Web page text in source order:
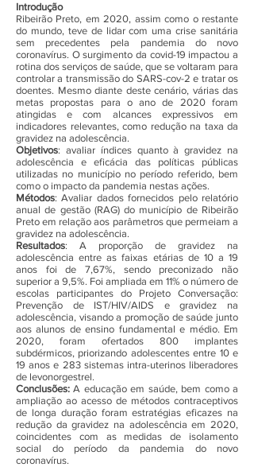
Introdução
Ribeirão Preto, em 2020, assim como o restante
do mundo, teve de lidar com uma crise sanitária
sem precedentes pela pandemia do novo
coronavírus. O surgimento da covid-19 impactou a
rotina dos serviços de saúde, que se voltaram para
controlar a transmissão do SARS-cov-2 e tratar os
doentes. Mesmo diante deste cenário, várias das
metas propostas para o ano de 2020 foram
atingidas e com alcances expressivos em
indicadores relevantes, como redução na taxa da
gravidez na adolescência.
Objetivos: avaliar índices quanto à gravidez na
adolescência e eficácia das políticas públicas
utilizadas no município no período referido, bem
como o impacto da pandemia nestas ações.
Métodos: Avaliar dados fornecidos pelo relatório
anual de gestão (RAG) do município de Ribeirão
Preto em relação aos parâmetros que permeiam a
gravidez na adolescência.
Resultados: A proporção de gravidez na
adolescência entre as faixas etárias de 10 a 19
anos foi de 7,67%, sendo preconizado não
superior a 9,5%. Foi ampliada em 11% o número de
escolas participantes do Projeto Conversação:
Prevenção de IST/HIV/AIDS e gravidez na
adolescência, visando a promoção de saúde junto
aos alunos de ensino fundamental e médio. Em
2020, foram ofertados 800 implantes
subdérmicos, priorizando adolescentes entre 10 e
19 anos e 283 sistemas intra-uterinos liberadores
de levonorgestrel.
Conclusões: A educação em saúde, bem como a
ampliação ao acesso de métodos contraceptivos
de longa duração foram estratégias eficazes na
redução da gravidez na adolescência em 2020,
coincidentes com as medidas de isolamento
social do período da pandemia do novo
coronavírus.